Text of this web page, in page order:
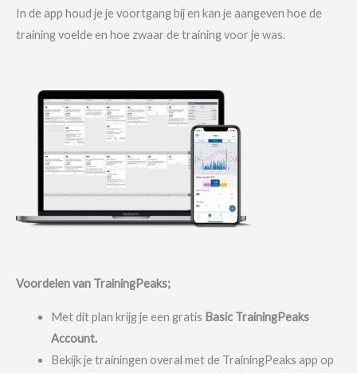
In de app houd je je voortgang bij en kan je aangeven hoe de
training voelde en hoe zwaar de training voor je was.
Voordelen van TrainingPeaks;
Met dit plan krijg je een gratis Basic TrainingPeaks
Account.
Bekijk je trainingen overal met de TrainingPeaks app op